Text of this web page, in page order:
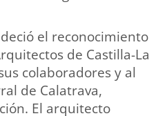
el reconocimiento
de Castilla-La
colaboradores y al
de Calatrava,
El arquitecto